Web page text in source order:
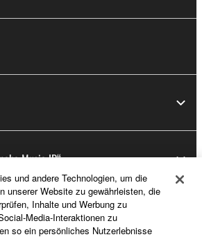
Music ID“
und andere Technologien, um die
unserer Website zu gewährleisten, die
Inhalte und Werbung zu
Media-Interaktionen zu
so ein persönliches Nutzerlebnisse